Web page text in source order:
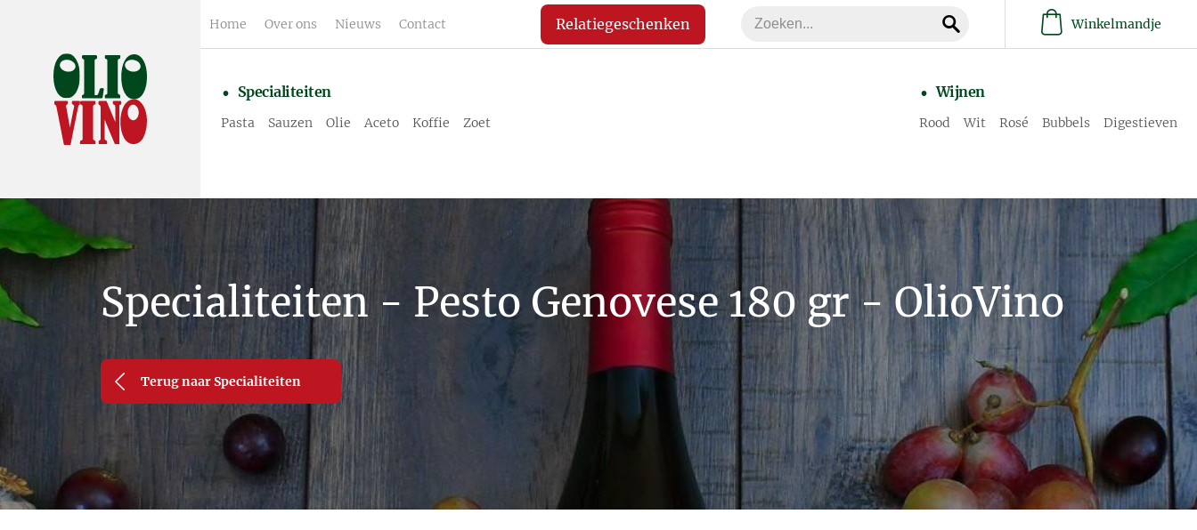
Home Over ons Nieuws Contact Relatiegeschenken Winkelmandje
Specialiteiten
Pasta Sauzen Olie Aceto Koffie Zoet
Wijnen
Rood Wit Rosé Bubbels Digestieven
Specialiteiten - Pesto Genovese 180 gr - OlioVino
Terug naar Specialiteiten